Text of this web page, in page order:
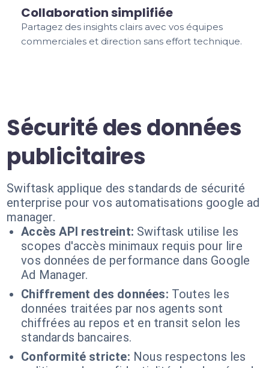
Collaboration simplifiée
Partagez des insights clairs avec vos équipes
commerciales et direction sans effort technique.
Sécurité des données
publicitaires
Swiftask applique des standards de sécurité
enterprise pour vos automatisations google ad
manager.
Accès API restreint: Swiftask utilise les
scopes d'accès minimaux requis pour lire
vos données de performance dans Google
Ad Manager.
Chiffrement des données: Toutes les
données traitées par nos agents sont
chiffrées au repos et en transit selon les
standards bancaires.
Conformité stricte: Nous respectons les